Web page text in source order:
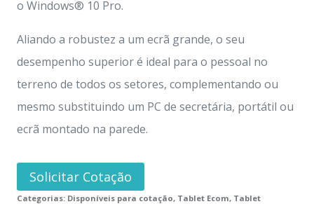
o Windows® 10 Pro.
Aliando a robustez a um ecrã grande, o seu
desempenho superior é ideal para o pessoal no
terreno de todos os setores, complementando ou
mesmo substituindo um PC de secretária, portátil ou
ecrã montado na parede.
Solicitar Cotação
Categorias: Disponíveis para cotação, Tablet Ecom, Tablet